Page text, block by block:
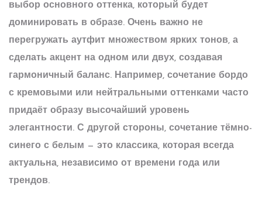
выбор основного оттенка, который будет
доминировать в образе. Очень важно не
перегружать аутфит множеством ярких тонов, а
сделать акцент на одном или двух, создавая
гармоничный баланс. Например, сочетание бордо
с кремовыми или нейтральными оттенками часто
придаёт образу высочайший уровень
элегантности. С другой стороны, сочетание тёмно-
синего с белым — это классика, которая всегда
актуальна, независимо от времени года или
трендов.